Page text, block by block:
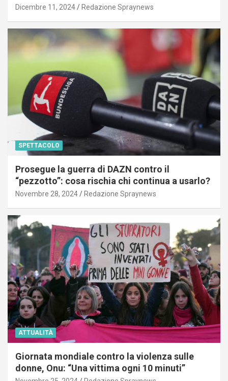
Dicembre 11, 2024 Redazione Spraynews
SPETTACOLO
Prosegue la guerra di DAZN contro il
“pezzotto”: cosa rischia chi continua a usarlo?
Novembre 28, 2024 Redazione Spraynews
ATTUALITÀ
Giornata mondiale contro la violenza sulle
donne, Onu: “Una vittima ogni 10 minuti”